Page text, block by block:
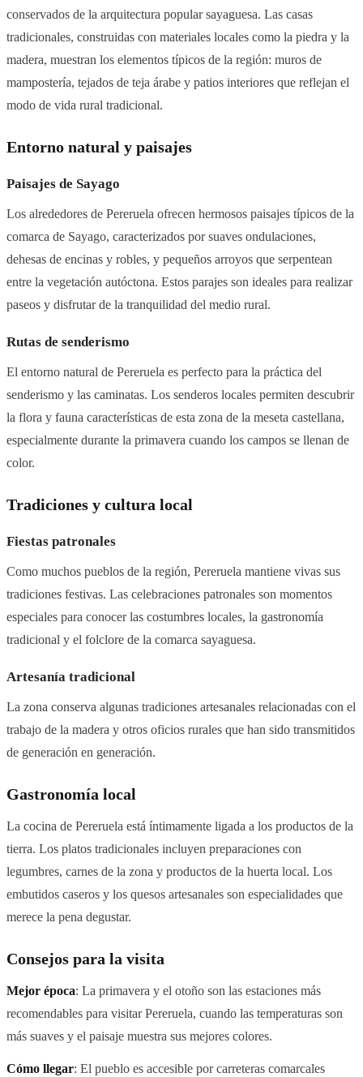
conservados de la arquitectura popular sayaguesa. Las casas
tradicionales, construidas con materiales locales como la piedra y la
madera, muestran los elementos típicos de la región: muros de
mampostería, tejados de teja árabe y patios interiores que reflejan el
modo de vida rural tradicional.
Entorno natural y paisajes
Paisajes de Sayago
Los alrededores de Pereruela ofrecen hermosos paisajes típicos de la
comarca de Sayago, caracterizados por suaves ondulaciones,
dehesas de encinas y robles, y pequeños arroyos que serpentean
entre la vegetación autóctona. Estos parajes son ideales para realizar
paseos y disfrutar de la tranquilidad del medio rural.
Rutas de senderismo
El entorno natural de Pereruela es perfecto para la práctica del
senderismo y las caminatas. Los senderos locales permiten descubrir
la flora y fauna características de esta zona de la meseta castellana,
especialmente durante la primavera cuando los campos se llenan de
color.
Tradiciones y cultura local
Fiestas patronales
Como muchos pueblos de la región, Pereruela mantiene vivas sus
tradiciones festivas. Las celebraciones patronales son momentos
especiales para conocer las costumbres locales, la gastronomía
tradicional y el folclore de la comarca sayaguesa.
Artesanía tradicional
La zona conserva algunas tradiciones artesanales relacionadas con el
trabajo de la madera y otros oficios rurales que han sido transmitidos
de generación en generación.
Gastronomía local
La cocina de Pereruela está íntimamente ligada a los productos de la
tierra. Los platos tradicionales incluyen preparaciones con
legumbres, carnes de la zona y productos de la huerta local. Los
embutidos caseros y los quesos artesanales son especialidades que
merece la pena degustar.
Consejos para la visita
Mejor época: La primavera y el otoño son las estaciones más
recomendables para visitar Pereruela, cuando las temperaturas son
más suaves y el paisaje muestra sus mejores colores.
Cómo llegar: El pueblo es accesible por carreteras comarcales